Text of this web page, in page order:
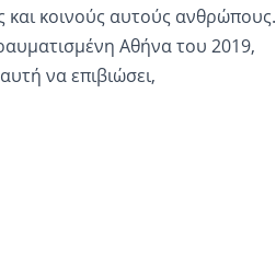
κοινούς αυτούς ανθρώπους.
Αθήνα του 2019,
να επιβιώσει,